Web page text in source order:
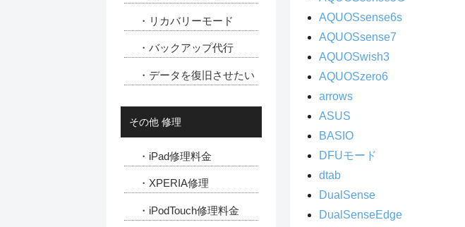
AQUOSsense6s
AQUOSsense7
AQUOSwish3
AQUOSzero6
arrows
ASUS
BASIO
DFUモード
dtab
DualSense
DualSenseEdge
・リカバリーモード
・バックアップ代行
・データを復旧させたい
その他 修理
・iPad修理料金
・XPERIA修理
・iPodTouch修理料金